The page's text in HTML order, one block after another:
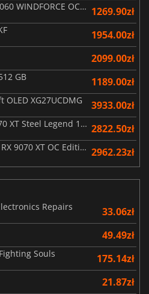
GeForce RTX 5060 WINDFORCE OC 8G 1269.90zł
1954.00zł
2099.00zł
GB 1189.00zł
OLED XG27UCDMG 3933.00zł
Radeon RX 9070 XT Steel Legend 16GB 2822.50zł
Prime Radeon RX 9070 XT OC Edition 16G 2962.23zł
Repairs
33.06zł
49.49zł
Souls 175.14zł
21.87zł